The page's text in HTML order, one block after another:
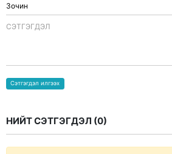
CЭТГЭГДЭЛ
Сэтгэгдэл илгээх
НИЙТ СЭТГЭГДЭЛ (0)